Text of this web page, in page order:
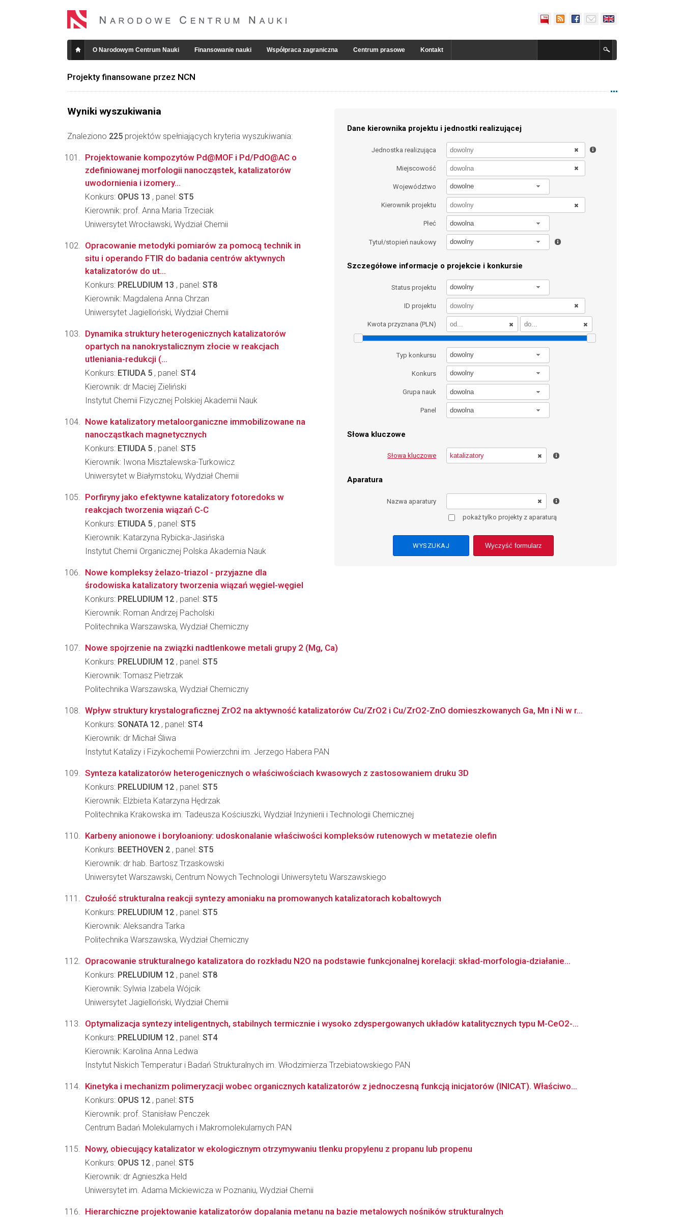
O Narodowym Centrum Nauki Finansowanie nauki Współpraca zagraniczna Centrum prasowe Kontakt
Projekty finansowane przez NCN
Wyniki wyszukiwania
Znaleziono 225 projektów spełniających kryteria wyszukiwania:
Dane kierownika projektu i jednostki realizującej
Jednostka realizująca
Miejscowość
Województwo dowolne
Kierownik projektu
Płeć dowolna
Tytuł/stopień naukowy dowolny
Szczegółowe informacje o projekcie i konkursie
Status projektu dowolny
ID projektu
Kwota przyznana (PLN)
Typ konkursu dowolny
Konkurs dowolny
Grupa nauk dowolna
Panel dowolna
Słowa kluczowe
Słowa kluczowe
Aparatura
Nazwa aparatury
pokaż tylko projekty z aparaturą
Wyczyść formularz
Projektowanie kompozytów Pd@MOF i Pd/PdO@AC o
zdefiniowanej morfologii nanocząstek, katalizatorów
uwodornienia i izomery...
Konkurs: OPUS 13 , panel: ST5
Kierownik: prof. Anna Maria Trzeciak
Uniwersytet Wrocławski, Wydział Chemii
Opracowanie metodyki pomiarów za pomocą technik in
situ i operando FTIR do badania centrów aktywnych
katalizatorów do ut...
Konkurs: PRELUDIUM 13 , panel: ST8
Kierownik: Magdalena Anna Chrzan
Uniwersytet Jagielloński, Wydział Chemii
Dynamika struktury heterogenicznych katalizatorów
opartych na nanokrystalicznym złocie w reakcjach
utleniania-redukcji (...
Konkurs: ETIUDA 5 , panel: ST4
Kierownik: dr Maciej Zieliński
Instytut Chemii Fizycznej Polskiej Akademii Nauk
Nowe katalizatory metaloorganiczne immobilizowane na
nanocząstkach magnetycznych
Konkurs: ETIUDA 5 , panel: ST5
Kierownik: Iwona Misztalewska-Turkowicz
Uniwersytet w Białymstoku, Wydział Chemii
Porfiryny jako efektywne katalizatory fotoredoks w
reakcjach tworzenia wiązań C-C
Konkurs: ETIUDA 5 , panel: ST5
Kierownik: Katarzyna Rybicka-Jasińska
Instytut Chemii Organicznej Polska Akademia Nauk
Nowe kompleksy żelazo-triazol - przyjazne dla
środowiska katalizatory tworzenia wiązań węgiel-węgiel
Konkurs: PRELUDIUM 12 , panel: ST5
Kierownik: Roman Andrzej Pacholski
Politechnika Warszawska, Wydział Chemiczny
Nowe spojrzenie na związki nadtlenkowe metali grupy 2 (Mg, Ca)
Konkurs: PRELUDIUM 12 , panel: ST5
Kierownik: Tomasz Pietrzak
Politechnika Warszawska, Wydział Chemiczny
Wpływ struktury krystalograficznej ZrO2 na aktywność katalizatorów Cu/ZrO2 i Cu/ZrO2-ZnO domieszkowanych Ga, Mn i Ni w r...
Konkurs: SONATA 12 , panel: ST4
Kierownik: dr Michał Śliwa
Instytut Katalizy i Fizykochemii Powierzchni im. Jerzego Habera PAN
Synteza katalizatorów heterogenicznych o właściwościach kwasowych z zastosowaniem druku 3D
Konkurs: PRELUDIUM 12 , panel: ST5
Kierownik: Elżbieta Katarzyna Hędrzak
Politechnika Krakowska im. Tadeusza Kościuszki, Wydział Inżynierii i Technologii Chemicznej
Karbeny anionowe i boryloaniony: udoskonalanie właściwości kompleksów rutenowych w metatezie olefin
Konkurs: BEETHOVEN 2 , panel: ST5
Kierownik: dr hab. Bartosz Trzaskowski
Uniwersytet Warszawski, Centrum Nowych Technologii Uniwersytetu Warszawskiego
Czułość strukturalna reakcji syntezy amoniaku na promowanych katalizatorach kobaltowych
Konkurs: PRELUDIUM 12 , panel: ST5
Kierownik: Aleksandra Tarka
Politechnika Warszawska, Wydział Chemiczny
Opracowanie strukturalnego katalizatora do rozkładu N2O na podstawie funkcjonalnej korelacji: skład-morfologia-działanie...
Konkurs: PRELUDIUM 12 , panel: ST8
Kierownik: Sylwia Izabela Wójcik
Uniwersytet Jagielloński, Wydział Chemii
Optymalizacja syntezy inteligentnych, stabilnych termicznie i wysoko zdyspergowanych układów katalitycznych typu M-CeO2-...
Konkurs: PRELUDIUM 12 , panel: ST4
Kierownik: Karolina Anna Ledwa
Instytut Niskich Temperatur i Badań Strukturalnych im. Włodzimierza Trzebiatowskiego PAN
Kinetyka i mechanizm polimeryzacji wobec organicznych katalizatorów z jednoczesną funkcją inicjatorów (INICAT). Właściwo...
Konkurs: OPUS 12 , panel: ST5
Kierownik: prof. Stanisław Penczek
Centrum Badań Molekularnych i Makromolekularnych PAN
Nowy, obiecujący katalizator w ekologicznym otrzymywaniu tlenku propylenu z propanu lub propenu
Konkurs: OPUS 12 , panel: ST5
Kierownik: dr Agnieszka Held
Uniwersytet im. Adama Mickiewicza w Poznaniu, Wydział Chemii
Hierarchiczne projektowanie katalizatorów dopalania metanu na bazie metalowych nośników strukturalnych